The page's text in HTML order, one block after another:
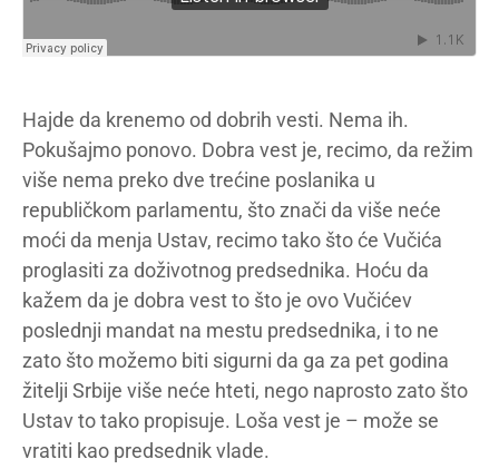
Hajde da krenemo od dobrih vesti. Nema ih.
Pokušajmo ponovo. Dobra vest je, recimo, da režim
više nema preko dve trećine poslanika u
republičkom parlamentu, što znači da više neće
moći da menja Ustav, recimo tako što će Vučića
proglasiti za doživotnog predsednika. Hoću da
kažem da je dobra vest to što je ovo Vučićev
poslednji mandat na mestu predsednika, i to ne
zato što možemo biti sigurni da ga za pet godina
žitelji Srbije više neće hteti, nego naprosto zato što
Ustav to tako propisuje. Loša vest je – može se
vratiti kao predsednik vlade.